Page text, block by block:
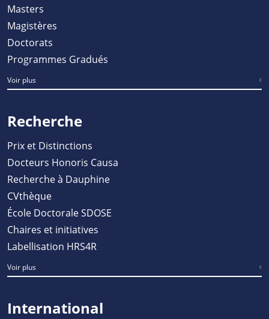
Masters
Magistères
Doctorats
Programmes Gradués
Voir plus
Recherche
Prix et Distinctions
Docteurs Honoris Causa
Recherche à Dauphine
CVthèque
École Doctorale SDOSE
Chaires et initiatives
Labellisation HRS4R
Voir plus
International